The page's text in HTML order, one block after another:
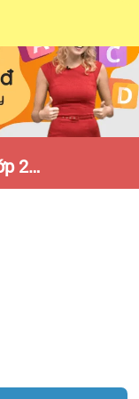
Đề kiểm tra 45 phút - Toán lớp 2 - Tháng 9 - Số 2